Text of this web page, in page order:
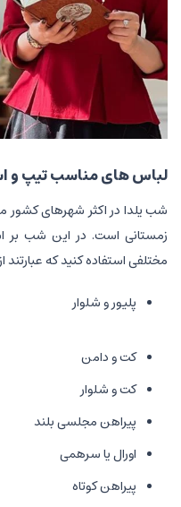
لباس های مناسب تیپ و
شب یلدا در اکثر شهرهای
زمستانی است. در این شب بر
مختلفی استفاده کنید که عبارتند
پلیور و شلوار
کت و دامن
کت و شلوار
پیراهن مجلسی بلند
اورال یا سرهمی
پیراهن کوتاه